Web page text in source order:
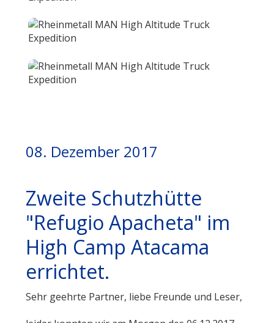
08. Dezember 2017
Zweite Schutzhütte
"Refugio Apacheta" im
High Camp Atacama
errichtet.
Sehr geehrte Partner, liebe Freunde und Leser,